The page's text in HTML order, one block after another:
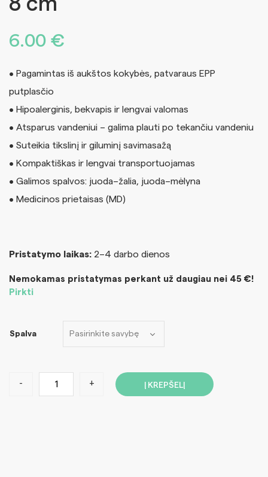
6.00 €
• Pagamintas iš aukštos kokybės, patvaraus EPP
putplasčio
• Hipoalerginis, bekvapis ir lengvai valomas
• Atsparus vandeniui – galima plauti po tekančiu vandeniu
• Suteikia tikslinį ir giluminį savimasažą
• Kompaktiškas ir lengvai transportuojamas
• Galimos spalvos: juoda–žalia, juoda–mėlyna
• Medicinos prietaisas (MD)
Pristatymo laikas: 2–4 darbo dienos
Nemokamas pristatymas perkant už daugiau nei 45 €!
Pirkti
Spalva
- + Į KREPŠELĮ